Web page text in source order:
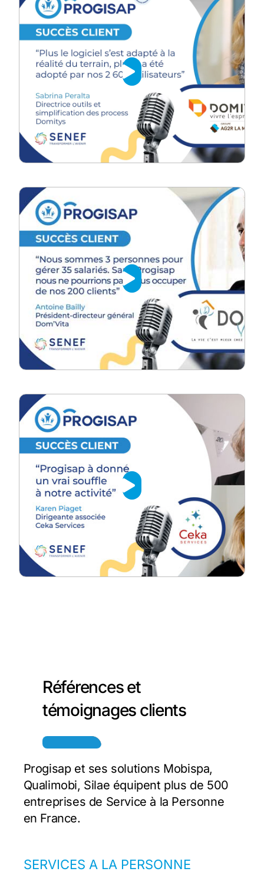
Références et
témoignages clients
Progisap et ses solutions Mobispa,
Qualimobi, Silae équipent plus de 500
entreprises de Service à la Personne
en France.
SERVICES A LA PERSONNE